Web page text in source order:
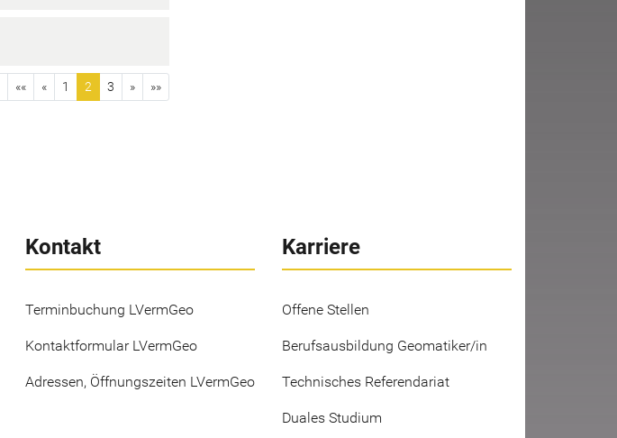
«« « 1 2 3 » »»
Kontakt
Terminbuchung LVermGeo
Kontaktformular LVermGeo
Adressen, Öffnungszeiten LVermGeo
Karriere
Offene Stellen
Berufsausbildung Geomatiker/in
Technisches Referendariat
Duales Studium